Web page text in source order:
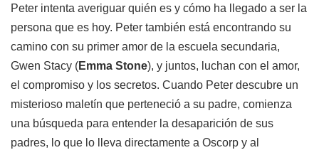
Peter intenta averiguar quién es y cómo ha llegado a ser la
persona que es hoy. Peter también está encontrando su
camino con su primer amor de la escuela secundaria,
Gwen Stacy (Emma Stone), y juntos, luchan con el amor,
el compromiso y los secretos. Cuando Peter descubre un
misterioso maletín que perteneció a su padre, comienza
una búsqueda para entender la desaparición de sus
padres, lo que lo lleva directamente a Oscorp y al